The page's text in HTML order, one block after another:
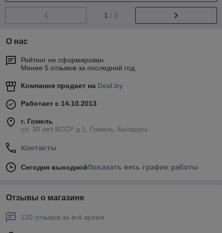
1 / 3
О нас
Рейтинг не сформирован
Менее 5 отзывов за последний год
Компания продает на Deal.by
Работает с 14.10.2013
г. Гомель
ул. 30 лет БССР д.1, Гомель, Беларусь
Контакты
Сегодня выходнойПоказать весь график работы
Отзывы о магазине
120 отзывов за всё время